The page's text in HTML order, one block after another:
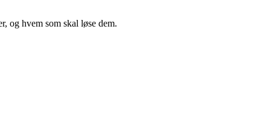
og hvem som skal løse dem.